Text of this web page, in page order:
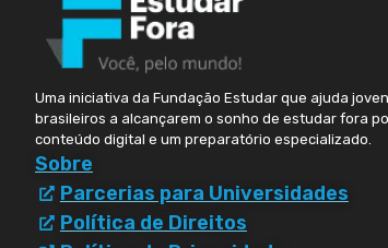
Uma iniciativa da Fundação Estudar que ajuda
brasileiros a alcançarem o sonho de estudar fora
conteúdo digital e um preparatório especializado.
Sobre
Parcerias para Universidades
Política de Direitos